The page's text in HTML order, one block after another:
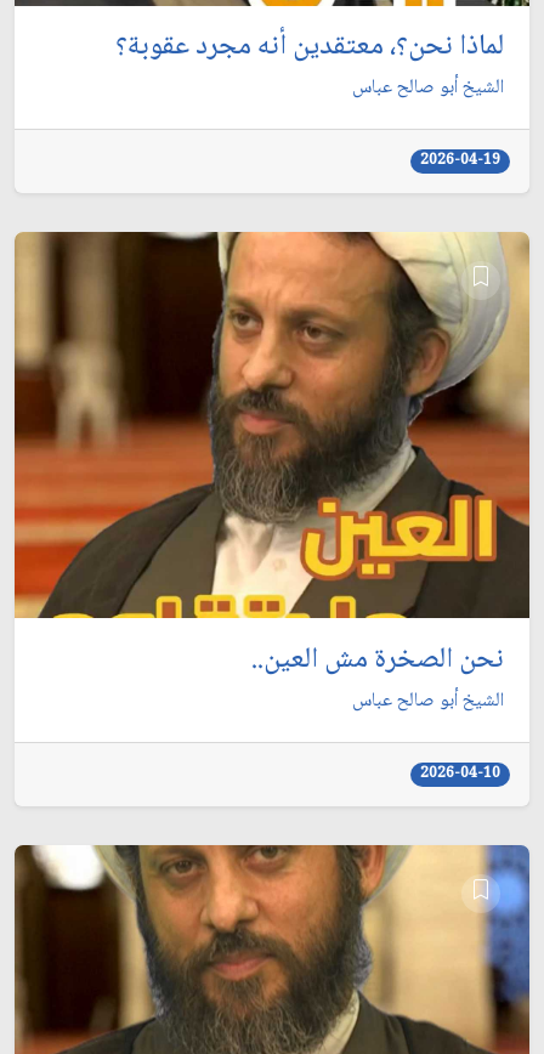
لماذا نحن؟، معتقدين أنه مجرد عقوبة؟
الشيخ أبو صالح عباس
2026-04-19
نحن الصخرة مش العين..
الشيخ أبو صالح عباس
2026-04-10